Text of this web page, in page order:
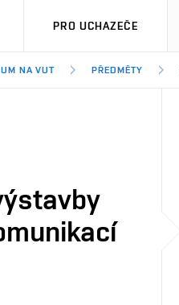
PRO UCHAZEČE
NA VUT PŘEDMĚTY